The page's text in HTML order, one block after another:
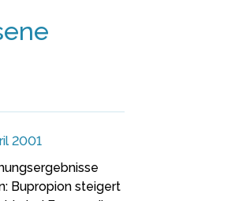
2001
Bupropion steigert